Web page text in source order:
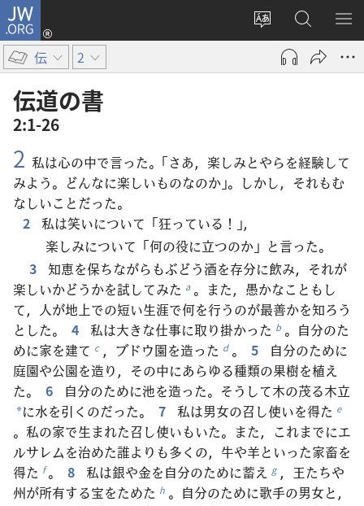
JW.ORG
サ
ト
変
え
ロ
グ
ン
タ
ブ
で
く）
JW.ORG
の
検
メ
を
伝 2
伝道​の​書
2:1-26
2 私は心の中で言った。「さあ，楽しみとやらを経験して
みよう。どんなに楽しいものなのか」。しかし，それもむ
なしいことだった。
2
私は笑いについて「狂っている！」，
楽しみについて「何の役に立つのか」と言った。
3
知恵を保ちながらもぶどう酒を存分に飲み，それが
楽しいかどうかを試してみた a 。また，愚かなこともし
て，人が地上での短い生涯で何を行うのが最善かを知ろう
とした。
4 私は大きな仕事に取り掛かった b 。自分のた
めに家を建て c ，ブドウ園を造った d 。 5
自分のために
庭園や公園を造り，その中にあらゆる種類の果樹を植え
た。
6 自分のために池を造った。そうして木の茂る木立
*に水を引くのだった。 7 私は男女の召し使いを得た e
。私の家で生まれた召し使いもいた。また，これまでにエ
ルサレムを治めた誰よりも多くの，牛や羊といった家畜を
得た f 。 8 私は銀や金を自分のために蓄え g ，王たちや
州が所有する宝をためた h 。自分のために歌手の男女と，